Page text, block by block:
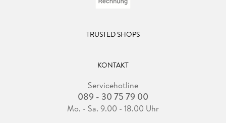
TRUSTED SHOPS
KONTAKT
Servicehotline
089 - 30 75 79 00
Mo. - Sa. 9.00 - 18.00 Uhr